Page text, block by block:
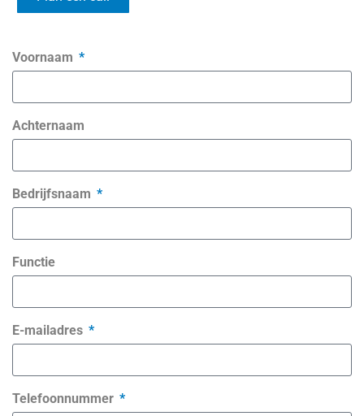
Voornaam
Achternaam
Bedrijfsnaam
Functie
E-mailadres
Telefoonnummer